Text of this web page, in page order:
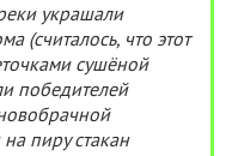
украшали
(считалось, что этот
сушёной
победителей
пиру стакан